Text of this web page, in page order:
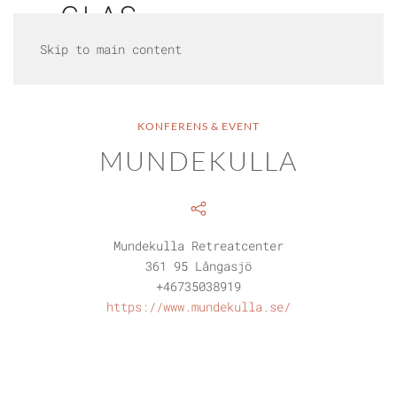
Skip to main content
KONFERENS & EVENT
MUNDEKULLA
Mundekulla Retreatcenter
361 95 Långasjö
+46735038919
https://www.mundekulla.se/